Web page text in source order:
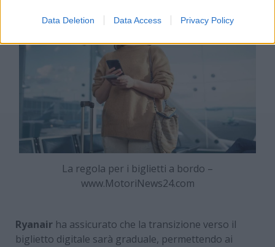
Data Deletion Data Access Privacy Policy
La regola per i biglietti a bordo –
www.MotoriNews24.com
Ryanair ha assicurato che la transizione verso il
biglietto digitale sarà graduale, permettendo ai